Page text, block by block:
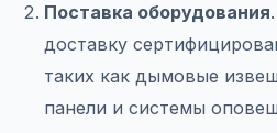
Поставка оборудования
доставку
таких как дымовые
панели и системы